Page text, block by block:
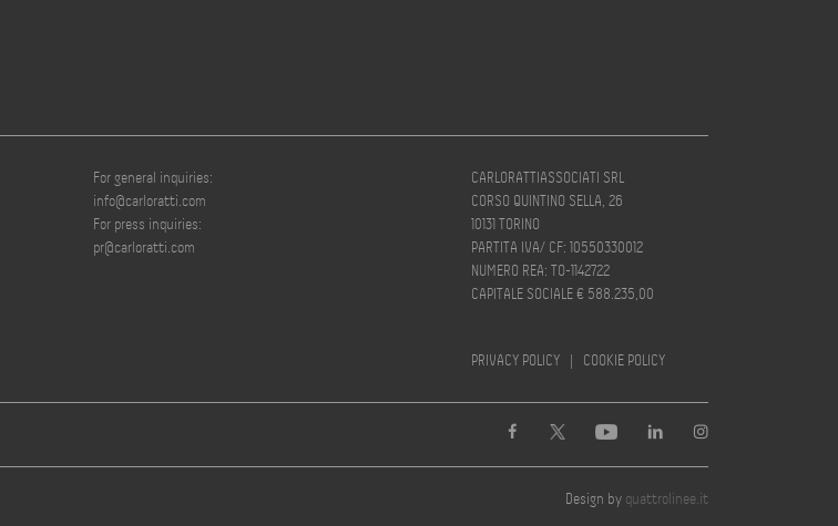
For general inquiries:
info@carloratti.com
For press inquiries:
pr@carloratti.com
CARLORATTIASSOCIATI SRL
CORSO QUINTINO SELLA, 26
10131 TORINO
PARTITA IVA/ CF: 10550330012
NUMERO REA: TO-1142722
CAPITALE SOCIALE € 588.235,00
PRIVACY POLICY | COOKIE POLICY
Design by quattrolinee.it